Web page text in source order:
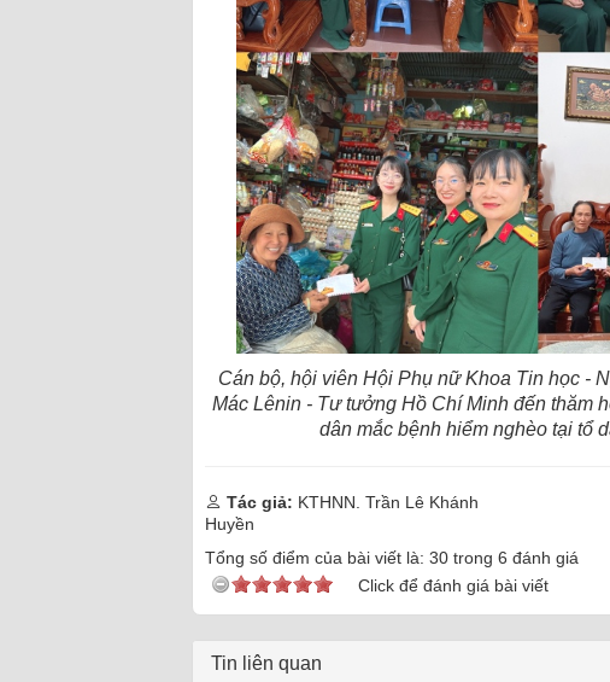
Cán bộ, hội viên Hội Phụ nữ Khoa Tin học -
Mác Lênin - Tư tưởng Hồ Chí Minh đến thăm
dân mắc bệnh hiểm nghèo tại tổ
Tác giả: KTHNN. Trần Lê Khánh
Huyền
Tổng số điểm của bài viết là: 30trong 6 đánh giá
Click để đánh giá bài viết
Tin liên quan